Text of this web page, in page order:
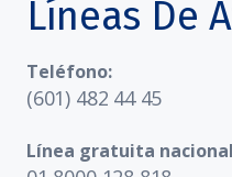
Líneas De
Teléfono:
(601) 482 44 45
Línea gratuita